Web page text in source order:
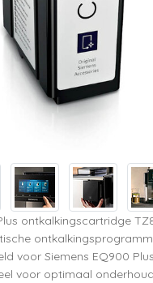
ontkalkingscartridge
voor Siemens EQ900 Plus
voor optimaal onderhoud